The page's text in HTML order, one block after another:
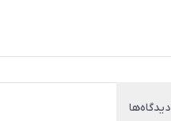
دیدگاه‌ها